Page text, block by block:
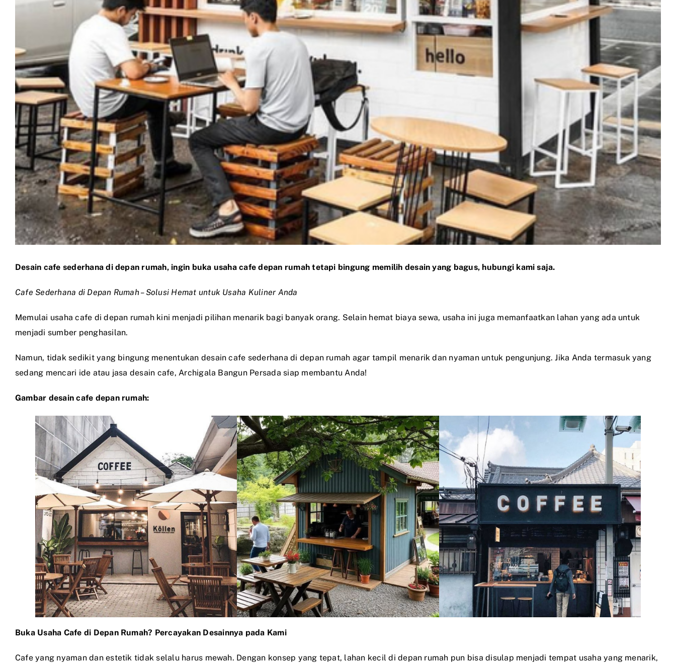
Desain cafe sederhana di depan rumah, ingin buka usaha cafe depan rumah tetapi bingung memilih desain yang bagus, hubungi kami saja.
Cafe Sederhana di Depan Rumah – Solusi Hemat untuk Usaha Kuliner Anda
Memulai usaha cafe di depan rumah kini menjadi pilihan menarik bagi banyak orang. Selain hemat biaya sewa, usaha ini juga memanfaatkan lahan yang ada untuk
menjadi sumber penghasilan.
Namun, tidak sedikit yang bingung menentukan desain cafe sederhana di depan rumah agar tampil menarik dan nyaman untuk pengunjung. Jika Anda termasuk yang
sedang mencari ide atau jasa desain cafe, Archigala Bangun Persada siap membantu Anda!
Gambar desain cafe depan rumah:
Buka Usaha Cafe di Depan Rumah? Percayakan Desainnya pada Kami
Cafe yang nyaman dan estetik tidak selalu harus mewah. Dengan konsep yang tepat, lahan kecil di depan rumah pun bisa disulap menjadi tempat usaha yang menarik,